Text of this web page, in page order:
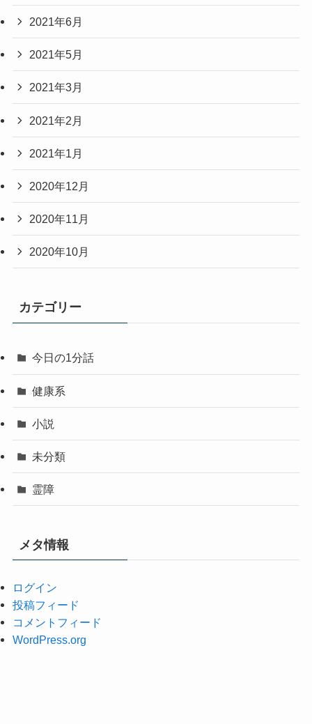
2021年6月
2021年5月
2021年3月
2021年2月
2021年1月
2020年12月
2020年11月
2020年10月
カテゴリー
今日の1分話
健康系
小説
未分類
霊障
メタ情報
ログイン
投稿フィード
コメントフィード
WordPress.org